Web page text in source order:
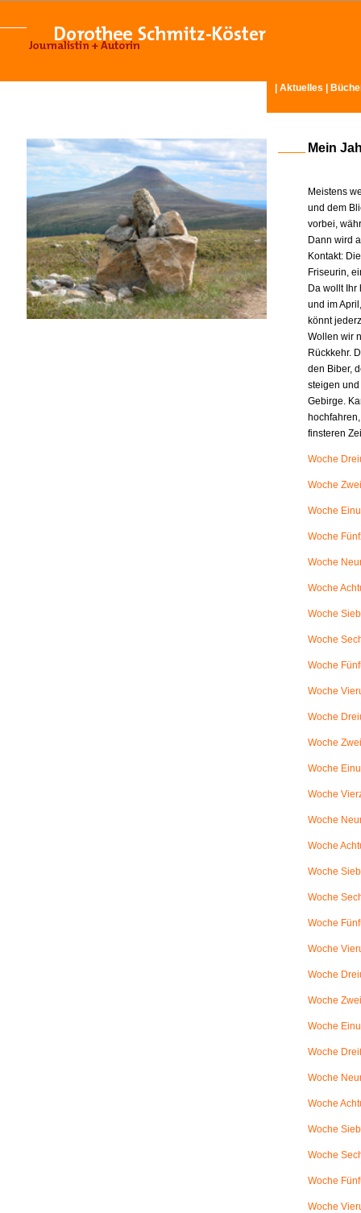
Aktuelles
Mein
Meistens
und dem
vorbei,
Dann wird
Kontakt:
Friseurin,
Da wollt
und im
könnt
Wollen wir
Rückkehr.
den Biber,
steigen
Gebirge.
finsteren
Woche
Woche
Woche
Woche
Woche
Woche
Woche
Woche
Woche
Woche
Woche
Woche
Woche
Woche
Woche
Woche
Woche
Woche
Woche
Woche
Woche
Woche
Woche
Woche
Woche
Woche
Woche
Woche
Woche
Woche